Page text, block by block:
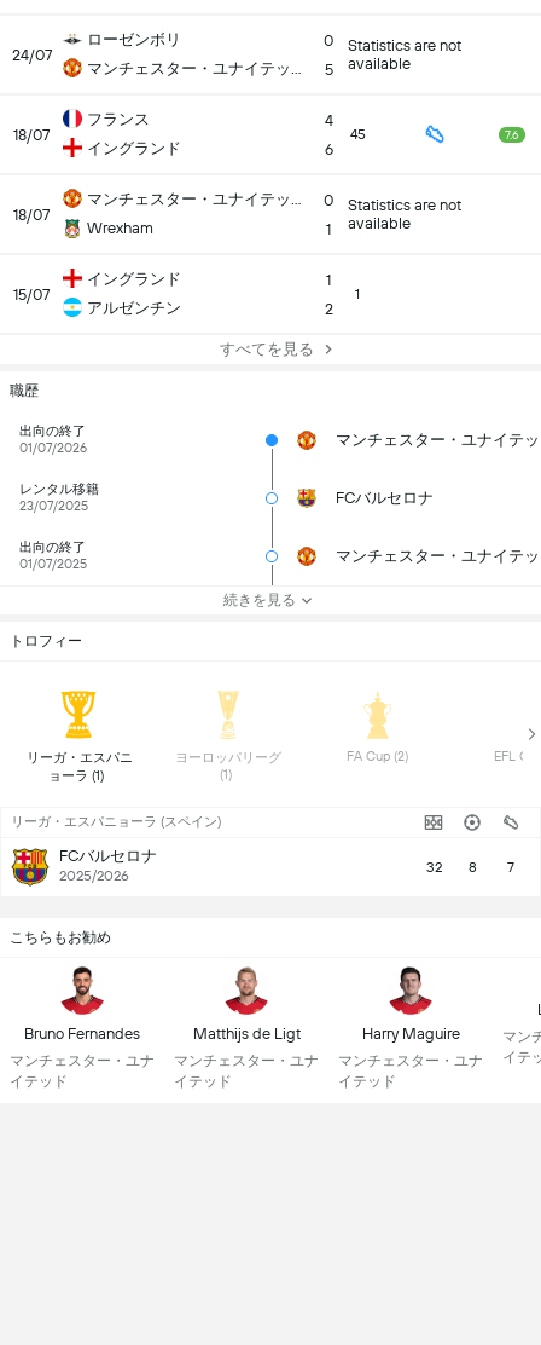
24/07
ローゼンボリ
マンチェスター・ユナイテッド
0
5
Statistics are not
available
18/07
フランス
イングランド
4
6
45 7.6
18/07
マンチェスター・ユナイテッド
Wrexham
0
1
Statistics are not
available
15/07
イングランド
アルゼンチン
1
2
1
すべてを見る
職歴
出向の終了
01/07/2026
マンチェスター・ユナイテ
レンタル移籍
23/07/2025
FCバルセロナ
出向の終了
01/07/2025
マンチェスター・ユナイテ
続きを見る
トロフィー
リーガ・エスパニ
ヨーロッパリーグ
リーガ・エスパニョーラ (スペイン)
FCバルセロナ
2025/2026 32 8 7
こちらもお勧め
Bruno Fernandes
マンチェスター・ユナ
イテッド
Matthijs de Ligt
マンチェスター・ユナ
イテッド
Harry Maguire
マンチェスター・ユナ
イテッド
マン
イテ